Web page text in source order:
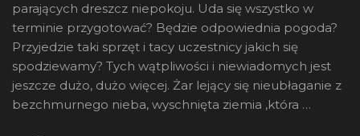
parających dreszcz niepokoju. Uda się wszystko w
terminie przygotować? Będzie odpowiednia pogoda?
Przyjedzie taki sprzęt i tacy uczestnicy jakich się
spodziewamy? Tych wątpliwości i niewiadomych jest
jeszcze dużo, dużo więcej. Żar lejący się nieubłaganie z
bezchmurnego nieba, wyschnięta ziemia ,która …